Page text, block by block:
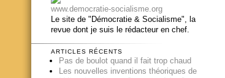
www.democratie-socialisme.org
Le site de "Démocratie & Socialisme", la
revue dont je suis le rédacteur en chef.
ARTICLES RÉCENTS
Pas de boulot quand il fait trop chaud
Les nouvelles inventions théoriques de